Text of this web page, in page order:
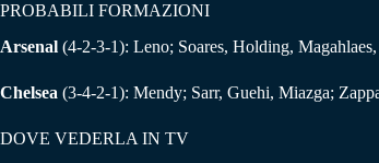
PROBABILI FORMAZIONI
Arsenal (4-2-3-1): Leno; Soares, Holding,
Chelsea (3-4-2-1): Mendy; Sarr, Guehi, Miazga;
DOVE VEDERLA IN TV